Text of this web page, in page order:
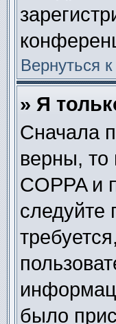
Вернуться
» Я
Сначала
верны,
COPPA и
следуйте
было